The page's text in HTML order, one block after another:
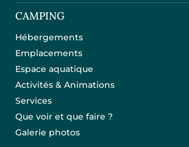
CAMPING
Hébergements
Emplacements
Espace aquatique
Activités & Animations
Services
Que voir et que faire ?
Galerie photos